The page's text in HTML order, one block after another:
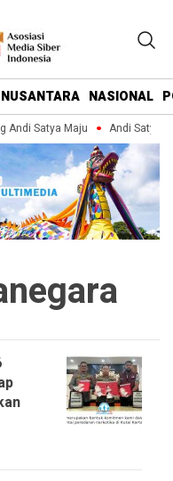
NASIONAL
Satya Maju Andi Satya